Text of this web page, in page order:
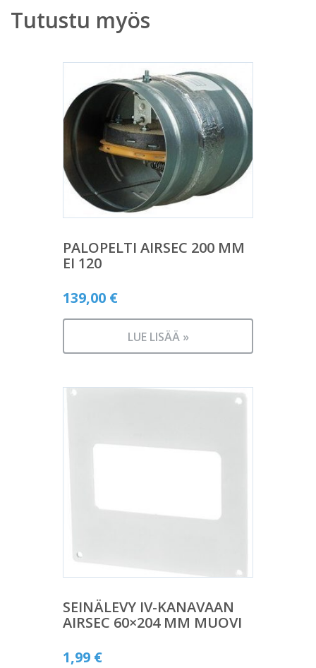
Tutustu myös
PALOPELTI AIRSEC 200 MM
EI 120
139,00 €
LUE LISÄÄ »
SEINÄLEVY IV-KANAVAAN
AIRSEC 60×204 MM MUOVI
1,99 €